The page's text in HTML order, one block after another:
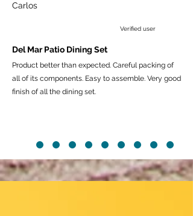
Carlos
Verified user
Del Mar Patio Dining Set
Product better than expected. Careful packing of
all of its components. Easy to assemble. Very good
finish of all the dining set.